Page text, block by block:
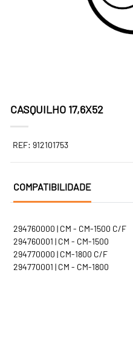
CASQUILHO 17,6X52
REF: 912101753
COMPATIBILIDADE
294760000 | CM - CM-1500 C/F
294760001 | CM - CM-1500
294770000 | CM-1800 C/F
294770001 | CM - CM-1800